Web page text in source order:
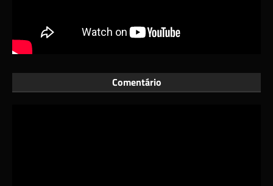
Comentário